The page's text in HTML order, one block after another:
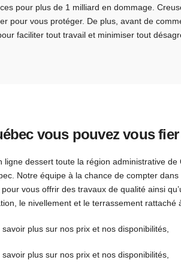
pour plus de 1 milliard en dommage.
pour vous protéger. De plus, avant de
faciliter tout travail et minimiser tout
vous pouvez vous
ligne dessert toute la région administrative
Notre équipe à la chance de compter
pour vous offrir des travaux de qualité ainsi
le nivellement et le terrassement rattaché
savoir plus sur nos prix et nos disponibilités,
savoir plus sur nos prix et nos disponibilités,